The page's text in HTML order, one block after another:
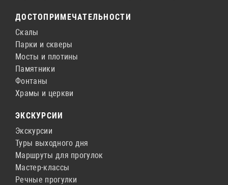
ДОСТОПРИМЕЧАТЕЛЬНОСТИ
Скалы
Парки и скверы
Мосты и плотины
Памятники
Фонтаны
Храмы и церкви
ЭКСКУРСИИ
Экскурсии
Туры выходного дня
Маршруты для прогулок
Мастер-классы
Речные прогулки